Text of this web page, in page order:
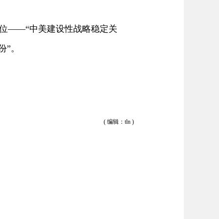
——“中美建设性战略稳定关
。
( 编辑：tln )